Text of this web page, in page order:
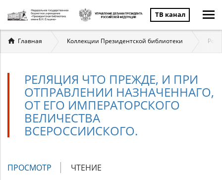
ТВ канал
Вы
здесь
Главная Коллекции Президентской библиотеки
РЕЛЯЦИЯ ЧТО ПРЕЖДЕ, И ПРИ
ОТПРАВЛЕНИИ НАЗНАЧЕННАГО,
ОТ ЕГО ИМПЕРАТОРСКОГО
ВЕЛИЧЕСТВА
ВСЕРОССИИСКОГО.
Главные
ПРОСМОТР (АКТИВНАЯ
ЧТЕНИЕ